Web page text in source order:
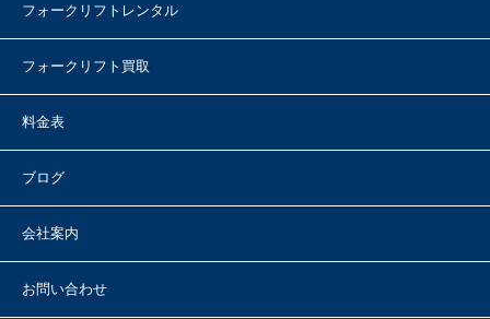
フォークリフトレンタル
フォークリフト買取
料金表
ブログ
会社案内
お問い合わせ